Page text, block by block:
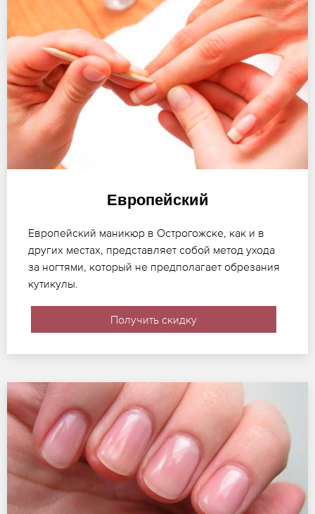
Европейский
Европейский маникюр в Острогожске, как и в
других местах, представляет собой метод ухода
за ногтями, который не предполагает обрезания
кутикулы.
Получить скидку